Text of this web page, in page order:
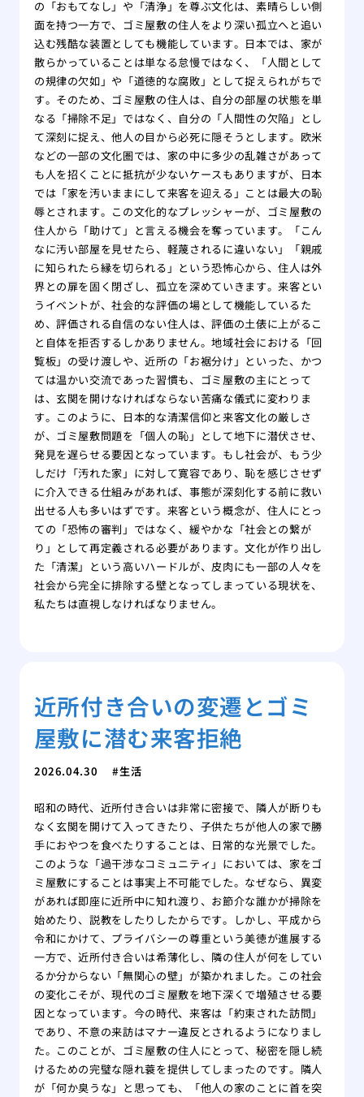
の「おもてなし」や「清浄」を尊ぶ文化は、素晴らしい側
面を持つ一方で、ゴミ屋敷の住人をより深い孤立へと追い
込む残酷な装置としても機能しています。日本では、家が
散らかっていることは単なる怠慢ではなく、「人間として
の規律の欠如」や「道徳的な腐敗」として捉えられがちで
す。そのため、ゴミ屋敷の住人は、自分の部屋の状態を単
なる「掃除不足」ではなく、自分の「人間性の欠陥」とし
て深刻に捉え、他人の目から必死に隠そうとします。欧米
などの一部の文化圏では、家の中に多少の乱雑さがあって
も人を招くことに抵抗が少ないケースもありますが、日本
では「家を汚いままにして来客を迎える」ことは最大の恥
辱とされます。この文化的なプレッシャーが、ゴミ屋敷の
住人から「助けて」と言える機会を奪っています。「こん
なに汚い部屋を見せたら、軽蔑されるに違いない」「親戚
に知られたら縁を切られる」という恐怖心から、住人は外
界との扉を固く閉ざし、孤立を深めていきます。来客とい
うイベントが、社会的な評価の場として機能しているた
め、評価される自信のない住人は、評価の土俵に上がるこ
と自体を拒否するしかありません。地域社会における「回
覧板」の受け渡しや、近所の「お裾分け」といった、かつ
ては温かい交流であった習慣も、ゴミ屋敷の主にとって
は、玄関を開けなければならない苦痛な儀式に変わりま
す。このように、日本的な清潔信仰と来客文化の厳しさ
が、ゴミ屋敷問題を「個人の恥」として地下に潜伏させ、
発見を遅らせる要因となっています。もし社会が、もう少
しだけ「汚れた家」に対して寛容であり、恥を感じさせず
に介入できる仕組みがあれば、事態が深刻化する前に救い
出せる人も多いはずです。来客という概念が、住人にとっ
ての「恐怖の審判」ではなく、緩やかな「社会との繋が
り」として再定義される必要があります。文化が作り出し
た「清潔」という高いハードルが、皮肉にも一部の人々を
社会から完全に排除する壁となってしまっている現状を、
私たちは直視しなければなりません。
近所付き合いの変遷とゴミ
屋敷に潜む来客拒絶
2026.04.30 生活
昭和の時代、近所付き合いは非常に密接で、隣人が断りも
なく玄関を開けて入ってきたり、子供たちが他人の家で勝
手におやつを食べたりすることは、日常的な光景でした。
このような「過干渉なコミュニティ」においては、家をゴ
ミ屋敷にすることは事実上不可能でした。なぜなら、異変
があれば即座に近所中に知れ渡り、お節介な誰かが掃除を
始めたり、説教をしたりしたからです。しかし、平成から
令和にかけて、プライバシーの尊重という美徳が進展する
一方で、近所付き合いは希薄化し、隣の住人が何をしてい
るか分からない「無関心の壁」が築かれました。この社会
の変化こそが、現代のゴミ屋敷を地下深くで増殖させる要
因となっています。今の時代、来客は「約束された訪問」
であり、不意の来訪はマナー違反とされるようになりまし
た。このことが、ゴミ屋敷の住人にとって、秘密を隠し続
けるための完璧な隠れ蓑を提供してしまったのです。隣人
が「何か臭うな」と思っても、「他人の家のことに首を突